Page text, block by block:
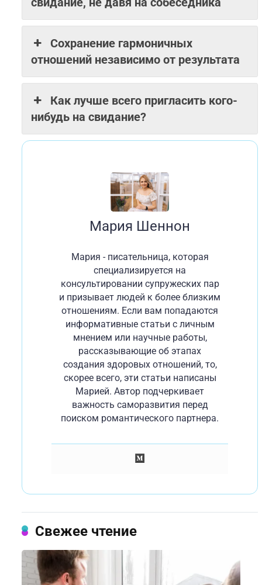
Сохранение гармоничных
отношений независимо от результата
Как лучше всего пригласить кого-
нибудь на свидание?
Мария Шеннон
Мария - писательница, которая
специализируется на
консультировании супружеских пар
и призывает людей к более близким
отношениям. Если вам попадаются
информативные статьи с личным
мнением или научные работы,
рассказывающие об этапах
создания здоровых отношений, то,
скорее всего, эти статьи написаны
Марией. Автор подчеркивает
важность саморазвития перед
поиском романтического партнера.
Свежее чтение